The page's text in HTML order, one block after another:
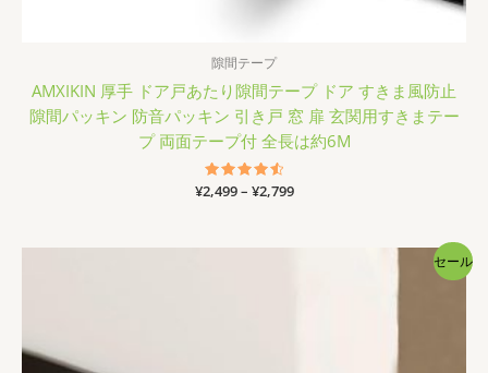
隙間テープ
AMXIKIN 厚手 ドア戸あたり隙間テープ ドア すきま風防止
隙間パッキン 防音パッキン 引き戸 窓 扉 玄関用すきまテー
プ 両面テープ付 全長は約6M
5段階中
¥2,499– ¥2,799価
セール